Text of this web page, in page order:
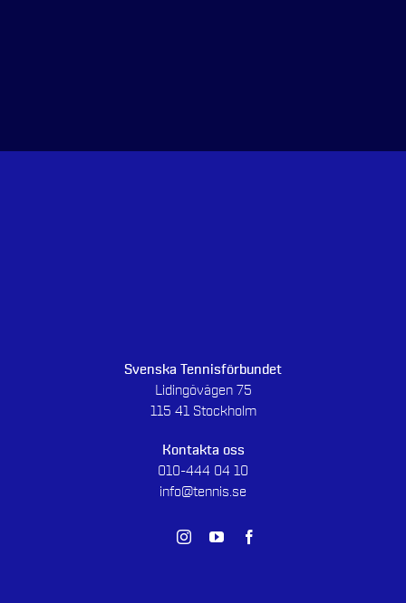
Svenska Tennisförbundet
Lidingövägen 75
115 41 Stockholm
Kontakta oss
010-444 04 10
info@tennis.se